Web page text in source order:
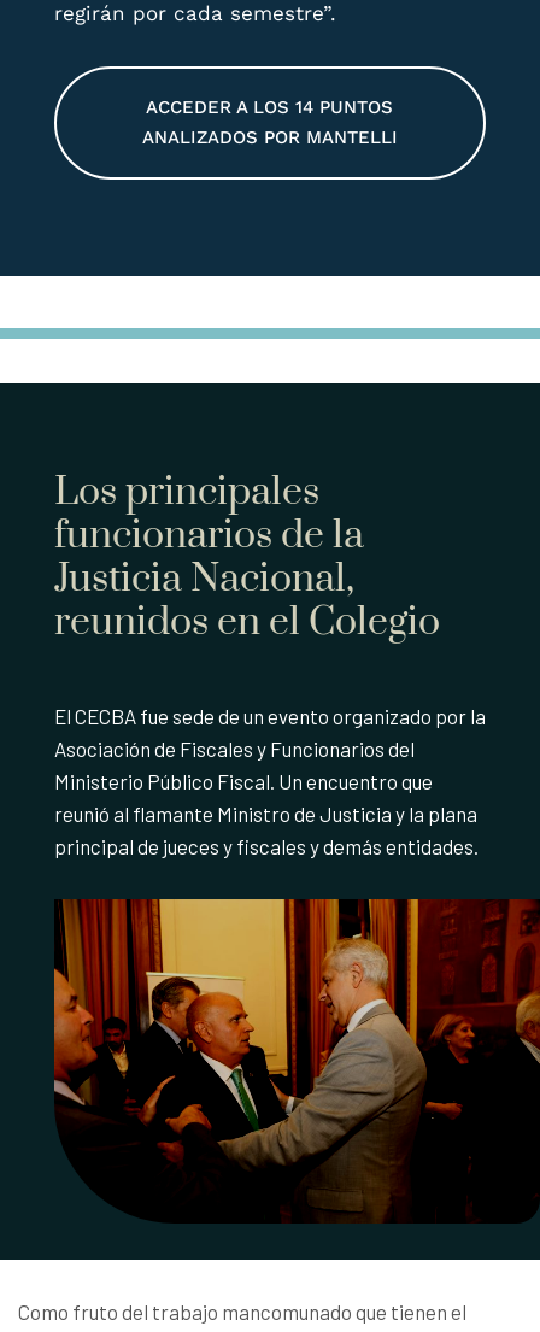
regirán por cada semestre”.
ACCEDER A LOS 14 PUNTOS
ANALIZADOS POR MANTELLI
Los principales
funcionarios de la
Justicia Nacional,
reunidos en el Colegio
El CECBA fue sede de un evento organizado por la
Asociación de Fiscales y Funcionarios del
Ministerio Público Fiscal. Un encuentro que
reunió al flamante Ministro de Justicia y la plana
principal de jueces y fiscales y demás entidades.
Como fruto del trabajo mancomunado que tienen el